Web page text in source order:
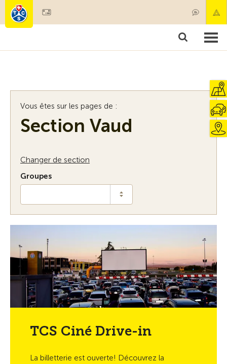
Membres & prestations
Vous êtes sur les pages de :
Section Vaud
Changer de section
Groupes
TCS Ciné Drive-in
La billetterie est ouverte! Découvrez la